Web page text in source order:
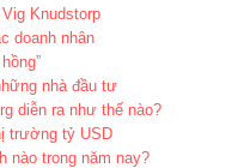
Knudstorp
doanh nhân
nhà đầu tư
diễn ra như thế nào?
trường tỷ USD
nào trong năm nay?